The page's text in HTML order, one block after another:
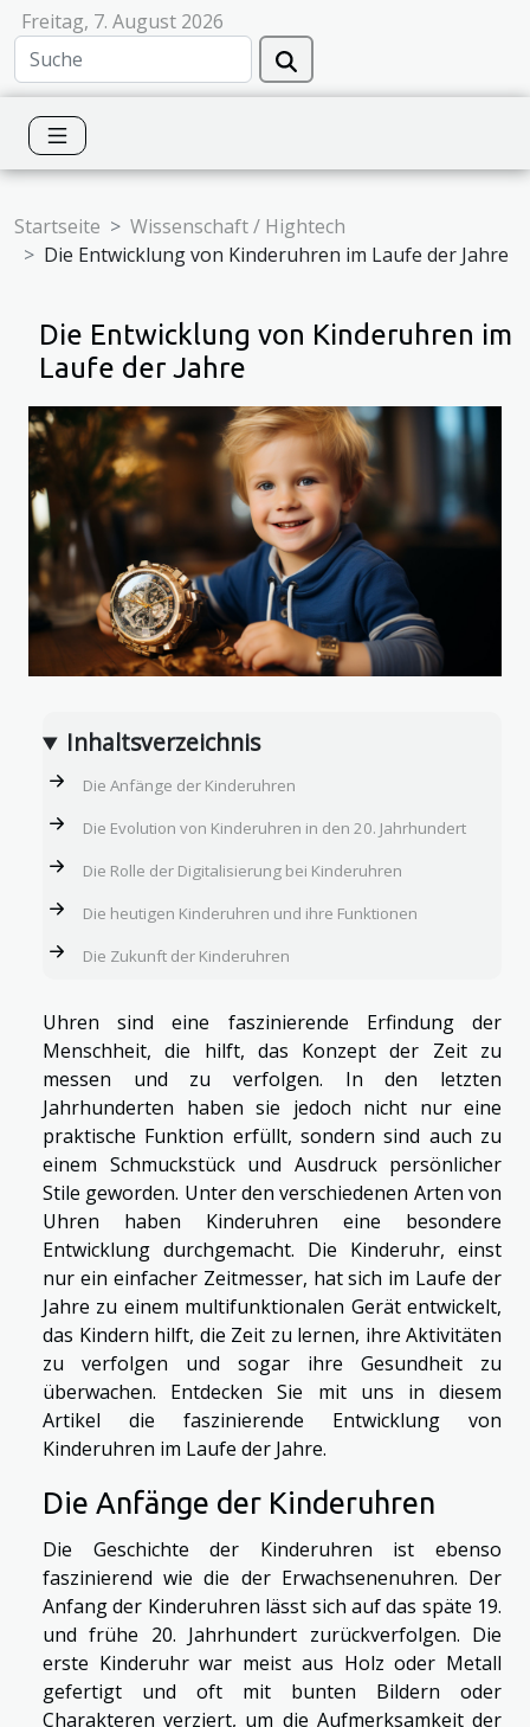
Freitag, 7. August 2026
Startseite
Wissenschaft / Hightech
Die Entwicklung von Kinderuhren im Laufe der Jahre
Die Entwicklung von Kinderuhren im
Laufe der Jahre
Inhaltsverzeichnis
Die Anfänge der Kinderuhren
Die Evolution von Kinderuhren in den 20. Jahrhundert
Die Rolle der Digitalisierung bei Kinderuhren
Die heutigen Kinderuhren und ihre Funktionen
Die Zukunft der Kinderuhren
Uhren sind eine faszinierende Erfindung der
Menschheit, die hilft, das Konzept der Zeit zu
messen und zu verfolgen. In den letzten
Jahrhunderten haben sie jedoch nicht nur eine
praktische Funktion erfüllt, sondern sind auch zu
einem Schmuckstück und Ausdruck persönlicher
Stile geworden. Unter den verschiedenen Arten von
Uhren haben Kinderuhren eine besondere
Entwicklung durchgemacht. Die Kinderuhr, einst
nur ein einfacher Zeitmesser, hat sich im Laufe der
Jahre zu einem multifunktionalen Gerät entwickelt,
das Kindern hilft, die Zeit zu lernen, ihre Aktivitäten
zu verfolgen und sogar ihre Gesundheit zu
überwachen. Entdecken Sie mit uns in diesem
Artikel die faszinierende Entwicklung von
Kinderuhren im Laufe der Jahre.
Die Anfänge der Kinderuhren
Die Geschichte der Kinderuhren ist ebenso
faszinierend wie die der Erwachsenenuhren. Der
Anfang der Kinderuhren lässt sich auf das späte 19.
und frühe 20. Jahrhundert zurückverfolgen. Die
erste Kinderuhr war meist aus Holz oder Metall
gefertigt und oft mit bunten Bildern oder
Charakteren verziert, um die Aufmerksamkeit der